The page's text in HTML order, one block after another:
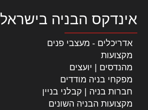
אינדקס הבניה בישראל
אדריכלים - מעצבי פנים
מקצועות
מהנדסים | יועצים
מפקחי בניה מודדים
חברות בניה | קבלני בניין
מקצועות הבניה השונים